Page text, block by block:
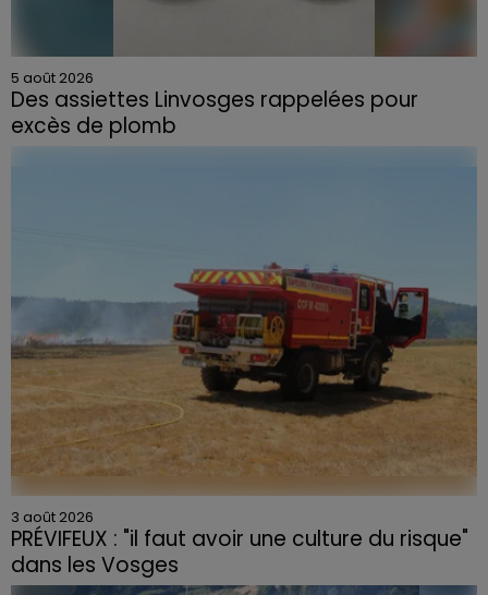
5 août 2026
Des assiettes Linvosges rappelées pour
excès de plomb
Du plomb a été détecté dans deux assiettes en
3 août 2026
PRÉVIFEUX : "il faut avoir une culture du risque"
dans les Vosges